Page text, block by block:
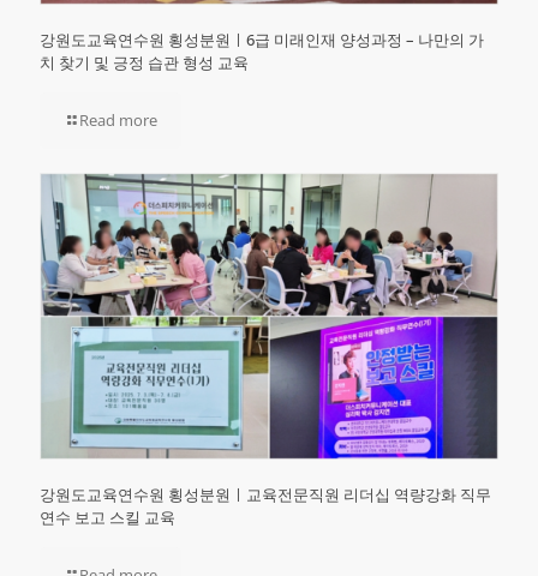
강원도교육연수원 횡성분원ㅣ6급 미래인재 양성과정 – 나만의 가
치 찾기 및 긍정 습관 형성 교육
Read more
강원도교육연수원 횡성분원ㅣ교육전문직원 리더십 역량강화 직무
연수 보고 스킬 교육